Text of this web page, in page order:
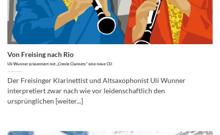
Von Freising nach Rio
Uli Wunner präsentiert mit „Creole Clarinets“ eine neue CD
Der Freisinger Klarinettist und Altsaxophonist Uli Wunner
interpretiert zwar nach wie vor leidenschaftlich den
ursprünglichen [weiter...]